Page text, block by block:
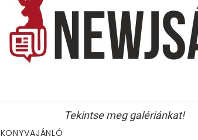
Tekintse meg galériánkat!
KÖNYVAJÁNLÓ